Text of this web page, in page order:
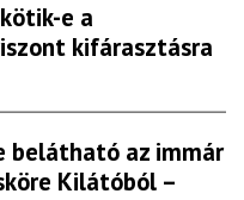
e a
kifárasztásra
belátható az immár
Kilátóból –